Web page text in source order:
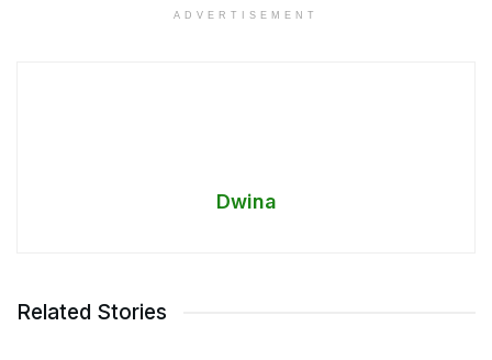
ADVERTISEMENT
Dwina
Related Stories